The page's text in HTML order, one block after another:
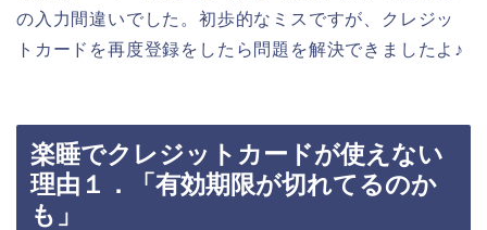
の入力間違いでした。初歩的なミスですが、クレジッ
トカードを再度登録をしたら問題を解決できましたよ♪
楽睡でクレジットカードが使えない
理由１．「有効期限が切れてるのか
も」